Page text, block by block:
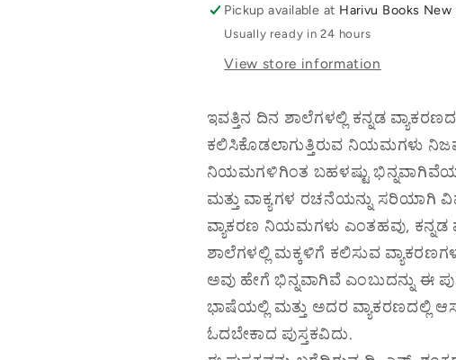
Pickup available at Harivu Books New
Usually ready in 24 hours
View store information
ಇವತ್ತಿನ ದಿನ ಶಾಲೆಗಳಲ್ಲಿ ಕನ್ನಡ
ಕಲಿಸಿಕೊಡಲಾಗುತ್ತಿರುವ ನಿಯಮಗಳು
ನಿಯಮಗಳಿಗಿಂತ ಬಹಳಷ್ಟು
ಮತ್ತು ವಾಕ್ಯಗಳ ರಚನೆಯನ್ನು ಸರಿಯಾಗಿ
ವ್ಯಾಕರಣ ನಿಯಮಗಳು ಎಂತಹವು, ಕನ್ನಡ
ಶಾಲೆಗಳಲ್ಲಿ ಮಕ್ಕಳಿಗೆ ಕಲಿಸುವ
ಅವು ಹೇಗೆ ಭಿನ್ನವಾಗಿವೆ ಎಂಬುದನ್ನು ಈ
ಭಾಷೆಯಲ್ಲಿ ಮತ್ತು ಅದರ ವ್ಯಾಕರಣದಲ್ಲಿ
ಓದಬೇಕಾದ ಪುಸ್ತಕವಿದು.